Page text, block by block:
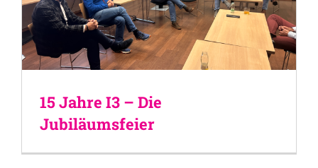
15 Jahre I3 – Die
Jubiläumsfeier